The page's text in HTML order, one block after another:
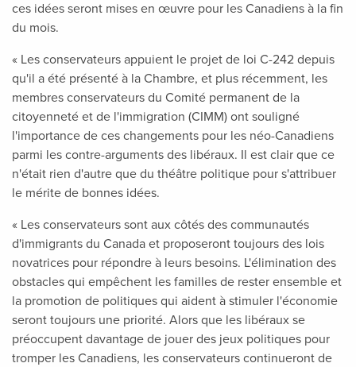
ces idées seront mises en œuvre pour les Canadiens à la fin
du mois.
« Les conservateurs appuient le projet de loi C-242 depuis
qu'il a été présenté à la Chambre, et plus récemment, les
membres conservateurs du Comité permanent de la
citoyenneté et de l'immigration (CIMM) ont souligné
l'importance de ces changements pour les néo-Canadiens
parmi les contre-arguments des libéraux. Il est clair que ce
n'était rien d'autre que du théâtre politique pour s'attribuer
le mérite de bonnes idées.
« Les conservateurs sont aux côtés des communautés
d'immigrants du Canada et proposeront toujours des lois
novatrices pour répondre à leurs besoins. L'élimination des
obstacles qui empêchent les familles de rester ensemble et
la promotion de politiques qui aident à stimuler l'économie
seront toujours une priorité. Alors que les libéraux se
préoccupent davantage de jouer des jeux politiques pour
tromper les Canadiens, les conservateurs continueront de